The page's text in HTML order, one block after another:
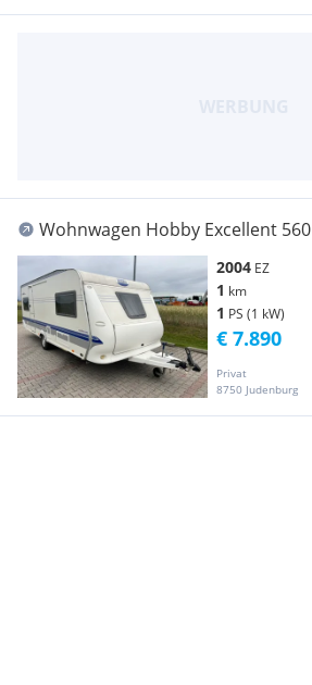
Wohnwagen Hobby Excellent 560
2004 EZ
1 km
1 PS (1 kW)
Privat
8750 Judenburg
€ 7.890